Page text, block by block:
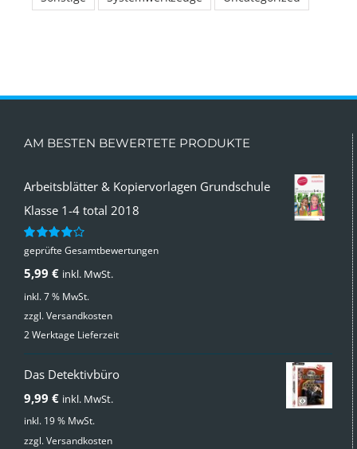
AM BESTEN BEWERTETE PRODUKTE
Arbeitsblätter & Kopiervorlagen Grundschule
Klasse 1-4 total 2018
Bewertet
von 5
geprüfte Gesamtbewertungen
5,99 € inkl. MwSt.
inkl. 7 % MwSt.
zzgl.Versandkosten
2 Werktage Lieferzeit
Das Detektivbüro
9,99 € inkl. MwSt.
inkl. 19 % MwSt.
zzgl.Versandkosten